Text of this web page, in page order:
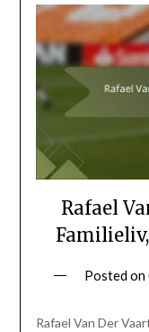
Rafael
Posted on
Rafael Van Der